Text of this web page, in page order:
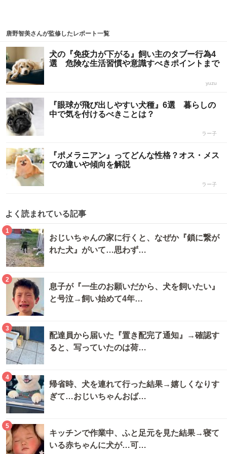
唐野智美さんが監修したレポート一覧
犬の『免疫力が下がる』飼い主のタブー行為4
選 危険な生活習慣や意識すべきポイントまで
yuzu
『眼球が飛び出しやすい犬種』6選 暮らしの
中で気を付けるべきことは？
ラー子
『ポメラニアン』ってどんな性格？オス・メス
での違いや傾向を解説
ラー子
よく読まれている記事
1
おじいちゃんの家に行くと、なぜか『鎖に繋が
れた犬』がいて…思わず…
2
息子が『一生のお願いだから、犬を飼いたい』
と号泣→飼い始めて4年…
3
配達員から届いた『置き配完了通知』→確認す
ると、写っていたのは荷…
4
帰省時、犬を連れて行った結果→嬉しくなりす
ぎて…おじいちゃんおば…
5
キッチンで作業中、ふと足元を見た結果→寝て
いる赤ちゃんに犬が…可…